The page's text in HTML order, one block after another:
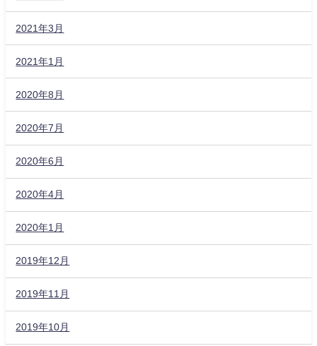
2021年3月
2021年1月
2020年8月
2020年7月
2020年6月
2020年4月
2020年1月
2019年12月
2019年11月
2019年10月